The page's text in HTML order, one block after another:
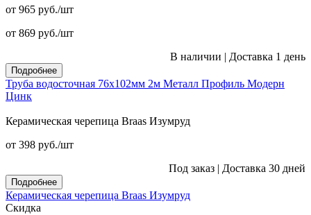
от 965 руб./шт
от 869 руб./шт
В наличии | Доставка 1 день
Подробнее
Труба водосточная 76x102мм 2м Металл Профиль Модерн
Цинк
Керамическая черепица Braas Изумруд
от 398 руб./шт
Под заказ | Доставка 30 дней
Подробнее
Керамическая черепица Braas Изумруд
Скидка